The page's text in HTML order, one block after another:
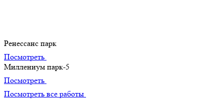
Ренессанс парк
Посмотреть
Миллениум парк-5
Посмотреть
Посмотреть все работы